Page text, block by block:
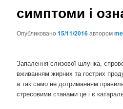
симптоми і
Опубликовано15/11/2016автором
Запалення слизової шлунка,
вживанням жирних та гострих
а так само не дотриманням
стресовими станами це і є